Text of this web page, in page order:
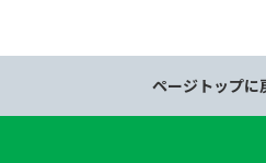
ページトップに